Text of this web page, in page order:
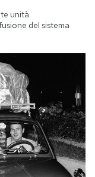
unità
del sistema